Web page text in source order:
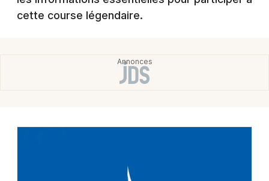
Toulouse
cette course légendaire.